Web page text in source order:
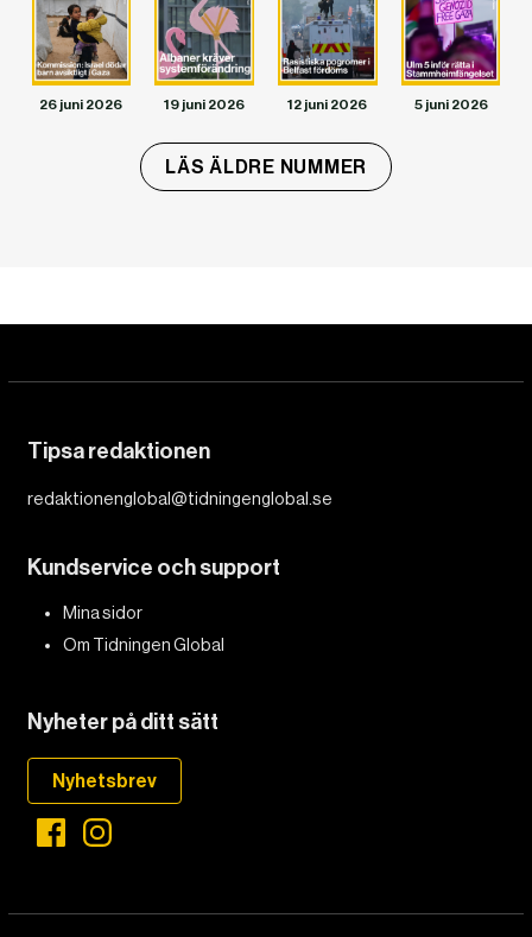
26 juni 2026 19 juni 2026 12 juni 2026 5 juni 2026
LÄS ÄLDRE NUMMER
Tipsa redaktionen
redaktionenglobal@tidningenglobal.se
Kundservice och support
Mina sidor
Om Tidningen Global
Nyheter på ditt sätt
Nyhetsbrev